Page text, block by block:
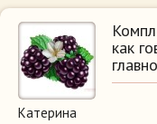
как
Катерина